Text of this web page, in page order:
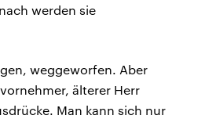
werden sie
weggeworfen. Aber
älterer Herr
Man kann sich nur